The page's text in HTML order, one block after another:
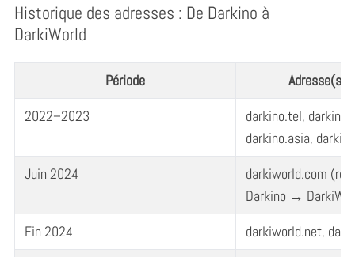
Historique des adresses : De Darkino à
DarkiWorld
Période
Adresse(s)
2022–2023
darkino.tel,
darkino.asia,
Juin 2024
darkiworld.com
Darkino →
Fin 2024
darkiworld.net,